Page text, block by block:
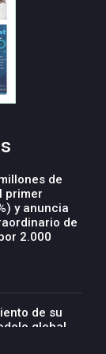
de
primer
y anuncia
de
2.000
de su
global